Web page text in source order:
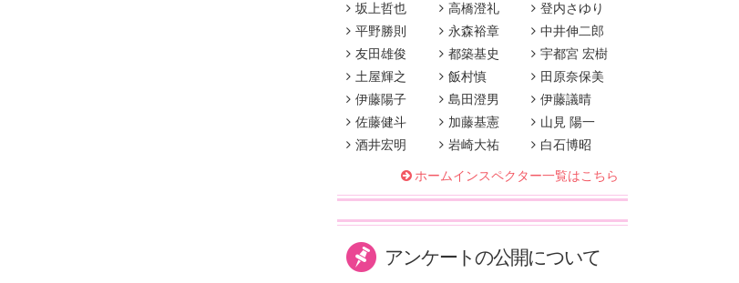
坂上哲也
高橋澄礼
登内さゆり
平野勝則
永森裕章
中井伸二郎
友田雄俊
都築基史
宇都宮 宏樹
土屋輝之
飯村慎
田原奈保美
伊藤陽子
島田澄男
伊藤議晴
佐藤健斗
加藤基憲
山見 陽一
酒井宏明
岩崎大祐 白石博昭
ホームインスペクター一覧はこちら
アンケートの公開について